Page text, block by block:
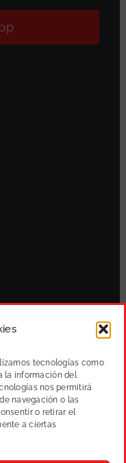
tecnologías como
la información del
nos permitirá
navegación o las
o retirar el
a ciertas